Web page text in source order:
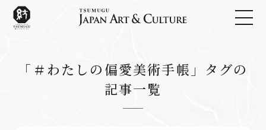
「＃わたしの偏愛美術手帳」タグの
記事一覧